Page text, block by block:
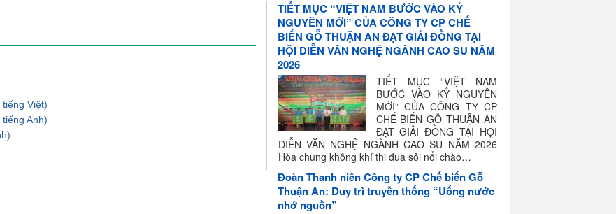
Việt)
Anh)
TIẾT MỤC “VIỆT NAM BƯỚC VÀO KỶ
NGUYÊN MỚI” CỦA CÔNG TY CP CHẾ
BIẾN GỖ THUẬN AN ĐẠT GIẢI ĐỒNG TẠI
HỘI DIỄN VĂN NGHỆ NGÀNH CAO SU NĂM
2026
TIẾT MỤC “VIỆT NAM
BƯỚC VÀO KỶ NGUYÊN
MỚI” CỦA CÔNG TY CP
CHẾ BIẾN GỖ THUẬN AN
ĐẠT GIẢI ĐỒNG TẠI HỘI
DIỄN VĂN NGHỆ NGÀNH CAO SU NĂM 2026
Hòa chung không khí thi đua sôi nổi chào…
Đoàn Thanh niên Công ty CP Chế biến Gỗ
Thuận An: Duy trì truyền thống “Uống nước
nhớ nguồn”